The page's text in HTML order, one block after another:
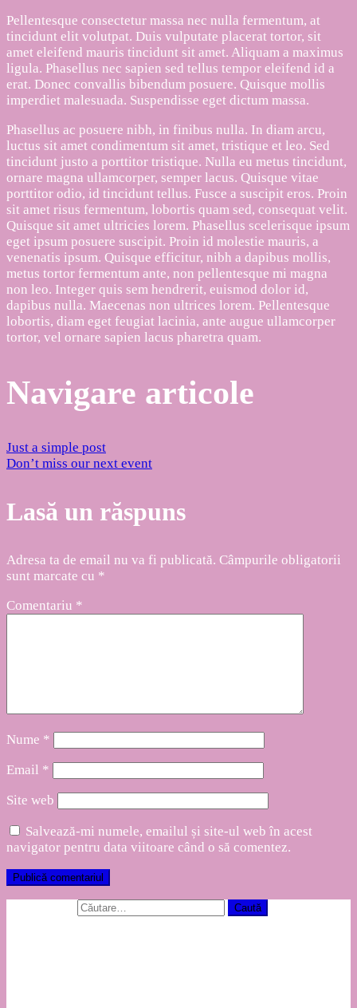
Pellentesque consectetur massa nec nulla fermentum, at
tincidunt elit volutpat. Duis vulputate placerat tortor, sit
amet eleifend mauris tincidunt sit amet. Aliquam a maximus
ligula. Phasellus nec sapien sed tellus tempor eleifend id a
erat. Donec convallis bibendum posuere. Quisque mollis
imperdiet malesuada. Suspendisse eget dictum massa.
Phasellus ac posuere nibh, in finibus nulla. In diam arcu,
luctus sit amet condimentum sit amet, tristique et leo. Sed
tincidunt justo a porttitor tristique. Nulla eu metus tincidunt,
ornare magna ullamcorper, semper lacus. Quisque vitae
porttitor odio, id tincidunt tellus. Fusce a suscipit eros. Proin
sit amet risus fermentum, lobortis quam sed, consequat velit.
Quisque sit amet ultricies lorem. Phasellus scelerisque ipsum
eget ipsum posuere suscipit. Proin id molestie mauris, a
venenatis ipsum. Quisque efficitur, nibh a dapibus mollis,
metus tortor fermentum ante, non pellentesque mi magna
non leo. Integer quis sem hendrerit, euismod dolor id,
dapibus nulla. Maecenas non ultrices lorem. Pellentesque
lobortis, diam eget feugiat lacinia, ante augue ullamcorper
tortor, vel ornare sapien lacus pharetra quam.
Navigare articole
Just a simple post
Don’t miss our next event
Lasă un răspuns
Adresa ta de email nu va fi publicată. Câmpurile obligatorii
sunt marcate cu *
Comentariu *
Nume *
Email *
Site web
Salvează-mi numele, emailul și site-ul web în acest
navigator pentru data viitoare când o să comentez.